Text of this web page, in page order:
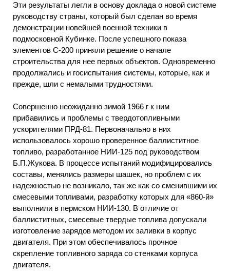
Эти результаты легли в основу доклада о новой системе
руководству страны, который был сделан во время
демонстрации новейшей военной техники в
подмосковной Кубинке. После успешного показа
элементов С-200 приняли решение о начале
строительства для нее первых объектов. Одновременно
продолжались и госиспытания системы, которые, как и
прежде, шли с немалыми трудностями.
Совершенно неожиданно зимой 1966 г к ним
прибавились и проблемы с твердотопливными
ускорителями ПРД-81. Первоначально в них
использовалось хорошо проверенное баллиститное
топливо, разработанное НИИ-125 под руководством
Б.П.Жукова. В процессе испытаний модифицировались
составы, менялись размеры шашек, но проблем с их
надежностью не возникало, так же как со сменившими их
смесевыми топливами, разработку которых для «860-й»
выполнили в пермском НИИ-130. В отличие от
баллиститных, смесевые твердые топлива допускали
изготовление зарядов методом их заливки в корпус
двигателя. При этом обеспечивалось прочное
скрепление топливного заряда со стенками корпуса
двигателя.